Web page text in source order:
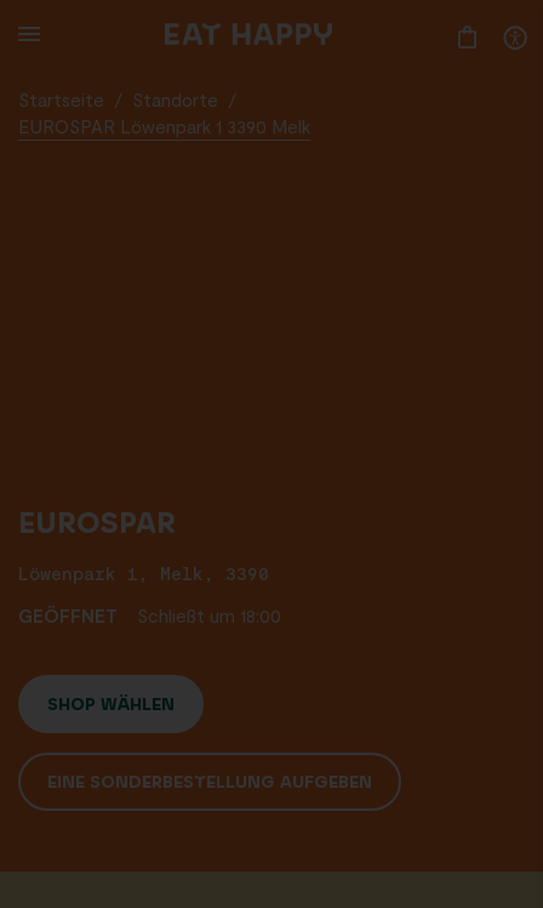
TO
Startseite / Standorte
/
EUROSPAR Löwenpark 1 3390 Melk
EUROSPAR
Löwenpark 1, Melk, 3390
GEÖFFNET
Schließt um 18:00
SHOP WÄHLEN
EINE SONDERBESTELLUNG AUFGEBEN